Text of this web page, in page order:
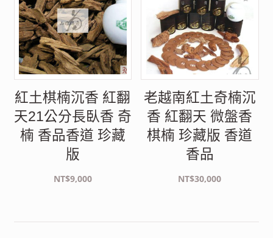
序
紅土棋楠沉香 紅翻
天21公分長臥香 奇
楠 香品香道 珍藏
版
NT$9,000
老越南紅土奇楠沉
香 紅翻天 微盤香
棋楠 珍藏版 香道
香品
NT$30,000